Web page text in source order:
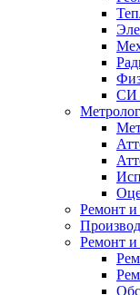
СИ
Ремонт и
Ремонт и